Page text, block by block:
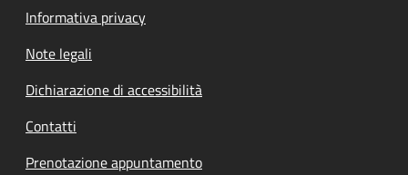
Informativa privacy
Note legali
Dichiarazione di accessibilità
Contatti
Prenotazione appuntamento